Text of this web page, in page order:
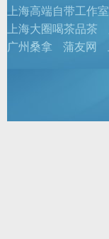
上海高端自带工作室
上海大圈喝茶品茶
广州桑拿
蒲友网